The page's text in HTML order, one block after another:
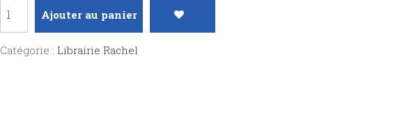
PRINCIPES
Ajouter au panier
Catégorie : Librairie Rachel